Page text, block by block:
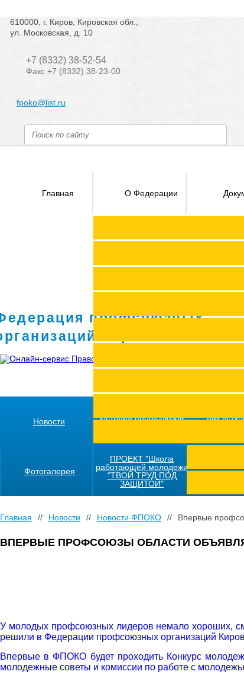
610000, г. Киров, Кировская обл.,
ул. Московская, д. 10
+7 (8332) 38-52-54
Факс +7 (8332) 38-23-00
fpoko@list.ru
Главная О Федерации
профсоюзных
Кировской
Новости
История профсоюзов
Как
Фотогалерея
ПРОЕКТ "Школа
работающей молодежи
"ТВОЙ ТРУД ПОД
ЗАЩИТОЙ"
Главная // Новости // Новости ФПОКО // Впервые
ВПЕРВЫЕ ПРОФСОЮЗЫ ОБЛАСТИ
У молодых профсоюзных лидеров немало хороших,
решили в Федерации профсоюзных организаций
Впервые в ФПОКО будет проходить Конкурс
молодежные советы и комиссии по работе с